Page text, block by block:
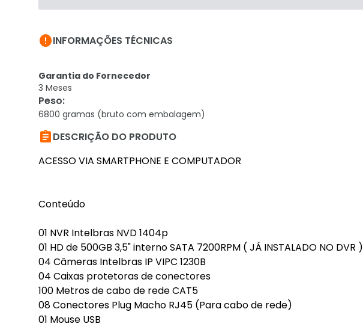
INFORMAÇÕES TÉCNICAS
Garantia do Fornecedor
3 Meses
Peso:
6800 gramas (bruto com embalagem)
DESCRIÇÃO DO PRODUTO
ACESSO VIA SMARTPHONE E COMPUTADOR
Conteúdo
01 NVR Intelbras NVD 1404p
01 HD de 500GB 3,5" interno SATA 7200RPM ( JÁ INSTALADO NO DVR )
04 Câmeras Intelbras IP VIPC 1230B
04 Caixas protetoras de conectores
100 Metros de cabo de rede CAT5
08 Conectores Plug Macho RJ45 (Para cabo de rede)
01 Mouse USB